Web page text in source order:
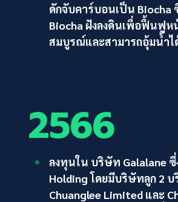
ดักจับคาร์บอนเป็น Biocha
Biocha ฝังลงดินเพื่อฟื้นฟู
สมบูรณ์และสามารถอุ้มน้ำไ
2566
ลงทุนใน บริษัท Galalane
Holding โดยมีบริษัทลูก 2
Chuanglee Limited และ